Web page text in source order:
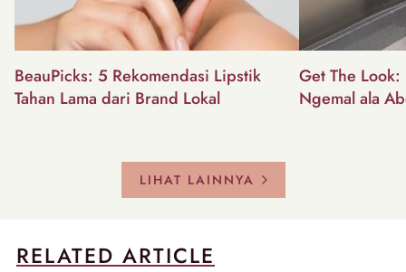
BeauPicks: 5 Rekomendasi Lipstik
Tahan Lama dari Brand Lokal
Get The
Ngemal ala
LIHAT LAINNYA
RELATED ARTICLE